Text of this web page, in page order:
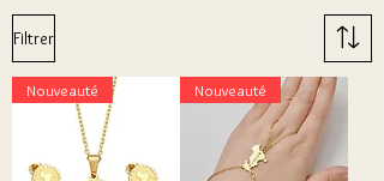
Filtrer
Nouveauté Nouveauté